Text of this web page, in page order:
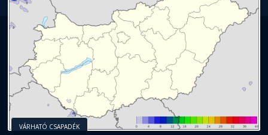
VÁRHATÓ CSAPADÉK